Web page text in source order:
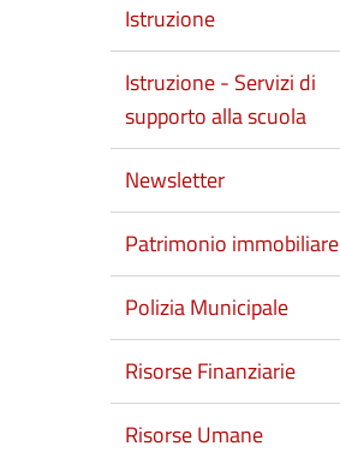
Istruzione
Istruzione - Servizi di
supporto alla scuola
Newsletter
Patrimonio immobiliare
Polizia Municipale
Risorse Finanziarie
Risorse Umane